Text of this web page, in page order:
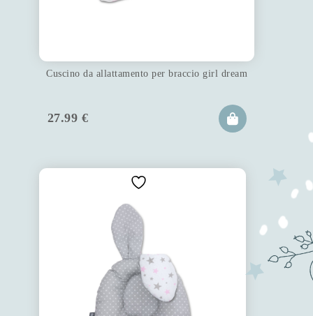
Cuscino da allattamento per braccio girl dream
27.99 €